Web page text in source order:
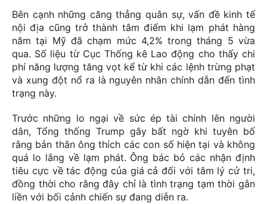
Bên cạnh những căng thẳng quân sự, vấn đề kinh tế
nội địa cũng trở thành tâm điểm khi lạm phát hàng
năm tại Mỹ đã chạm mức 4,2% trong tháng 5 vừa
qua. Số liệu từ Cục Thống kê Lao động cho thấy chi
phí năng lượng tăng vọt kể từ khi các lệnh trừng phạt
và xung đột nổ ra là nguyên nhân chính dẫn đến tình
trạng này.
Trước những lo ngại về sức ép tài chính lên người
dân, Tổng thống Trump gây bất ngờ khi tuyên bố
rằng bản thân ông thích các con số hiện tại và không
quá lo lắng về lạm phát. Ông bác bỏ các nhận định
tiêu cực về tác động của giá cả đối với tâm lý cử tri,
đồng thời cho rằng đây chỉ là tình trạng tạm thời gắn
liền với bối cảnh chiến sự đang diễn ra.